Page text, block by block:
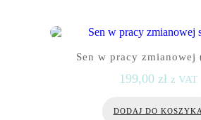
Sen w pracy zmianowej
199,00 zł z VAT
DODAJ DO KOSZYKA